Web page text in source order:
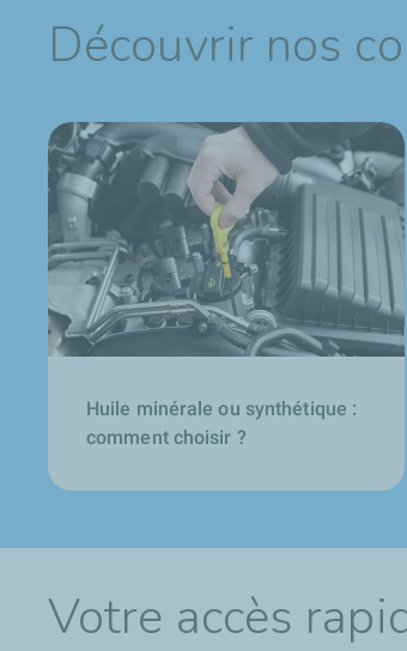
Découvrir nos
Huile minérale ou synthétique :
comment choisir ?
Votre accès